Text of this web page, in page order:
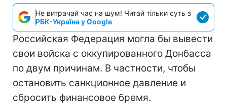
Не витрачай час на шум! Читай тільки суть з
РБК-Україна у Google
Российская Федерация могла бы вывести
свои войска с оккупированного Донбасса
по двум причинам. В частности, чтобы
остановить санкционное давление и
сбросить финансовое бремя.